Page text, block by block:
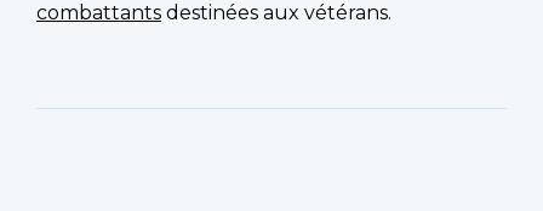
combattants destinées aux vétérans.